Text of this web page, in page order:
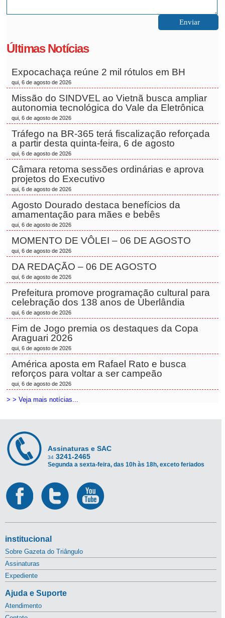
Últimas Notícias
Expocachaça reúne 2 mil rótulos em BH
qui, 6 de agosto de 2026
Missão do SINDVEL ao Vietnã busca ampliar
autonomia tecnológica do Vale da Eletrônica
qui, 6 de agosto de 2026
Tráfego na BR-365 terá fiscalização reforçada
a partir desta quinta-feira, 6 de agosto
qui, 6 de agosto de 2026
Câmara retoma sessões ordinárias e aprova
projetos do Executivo
qui, 6 de agosto de 2026
Agosto Dourado destaca benefícios da
amamentação para mães e bebês
qui, 6 de agosto de 2026
MOMENTO DE VÔLEI – 06 DE AGOSTO
qui, 6 de agosto de 2026
DA REDAÇÃO – 06 DE AGOSTO
qui, 6 de agosto de 2026
Prefeitura promove programação cultural para
celebração dos 138 anos de Uberlândia
qui, 6 de agosto de 2026
Fim de Jogo premia os destaques da Copa
Araguari 2026
qui, 6 de agosto de 2026
América aposta em Rafael Rato e busca
reforços para voltar a ser campeão
qui, 6 de agosto de 2026
> > Veja mais notícias...
Assinaturas e SAC
34 3241-2465
Segunda a sexta-feira, das 10h às 18h, exceto feriados
institucional
Sobre Gazeta do Triângulo
Assinaturas
Expediente
Ajuda e Suporte
Atendimento